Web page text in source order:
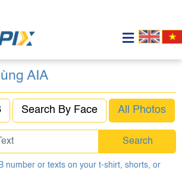
AIA
Search By Face All Photos
Search
number or texts on your t-shirt, shorts, or